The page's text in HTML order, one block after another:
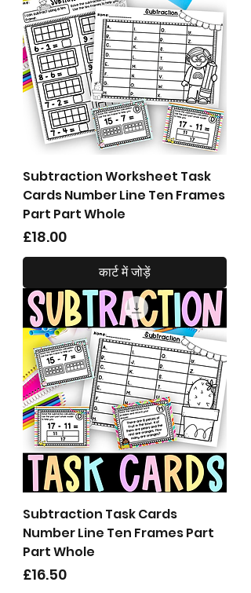
Subtraction Worksheet Task
Cards Number Line Ten Frames
Part Part Whole
मूल्य
£18.00
कार्ट में जोड़ें
Subtraction Task Cards
Number Line Ten Frames Part
Part Whole
मूल्य
£16.50